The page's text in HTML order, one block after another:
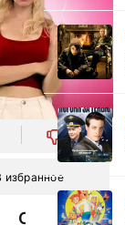
0
избранное
С